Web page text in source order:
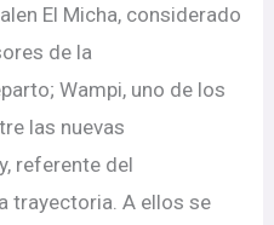
El Micha, considerado
de la
Wampi, uno de los
las nuevas
referente del
trayectoria. A ellos se